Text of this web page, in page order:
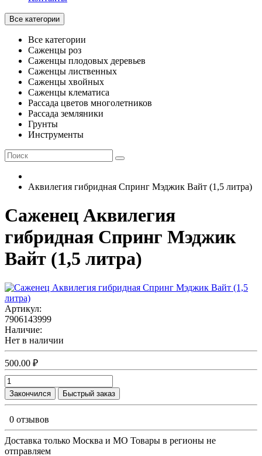
Все категории
Все категории
Саженцы роз
Саженцы плодовых деревьев
Саженцы лиственных
Саженцы хвойных
Саженцы клематиса
Рассада цветов многолетников
Рассада земляники
Грунты
Инструменты
Аквилегия гибридная Спринг Мэджик Вайт (1,5 литра)
Саженец Аквилегия
гибридная Спринг Мэджик
Вайт (1,5 литра)
Артикул:
7906143999
Наличие:
Нет в наличии
500.00 ₽
Закончился Быстрый заказ
0 отзывов
Доставка только Москва и МО Товары в регионы не
отправляем